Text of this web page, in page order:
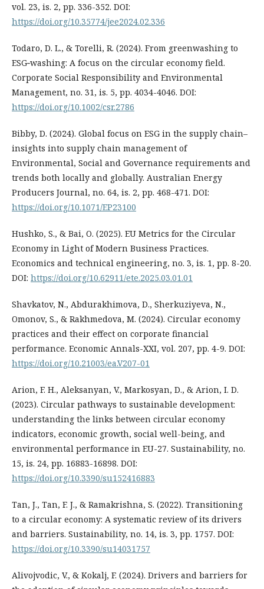
vol. 23, is. 2, pp. 336-352. DOI:
https://doi.org/10.35774/jee2024.02.336
Todaro, D. L., & Torelli, R. (2024). From greenwashing to
ESG‐washing: A focus on the circular economy field.
Corporate Social Responsibility and Environmental
Management, no. 31, is. 5, pp. 4034-4046. DOI:
https://doi.org/10.1002/csr.2786
Bibby, D. (2024). Global focus on ESG in the supply chain–
insights into supply chain management of
Environmental, Social and Governance requirements and
trends both locally and globally. Australian Energy
Producers Journal, no. 64, is. 2, pp. 468-471. DOI:
https://doi.org/10.1071/EP23100
Hushko, S., & Bai, O. (2025). EU Metrics for the Circular
Economy in Light of Modern Business Practices.
Economics and technical engineering, no. 3, is. 1, pp. 8-20.
DOI: https://doi.org/10.62911/ete.2025.03.01.01
Shavkatov, N., Abdurakhimova, D., Sherkuziyeva, N.,
Omonov, S., & Rakhmedova, M. (2024). Circular economy
practices and their effect on corporate financial
performance. Economic Annals-XXI, vol. 207, pp. 4-9. DOI:
https://doi.org/10.21003/ea.V207-01
Arion, F. H., Aleksanyan, V., Markosyan, D., & Arion, I. D.
(2023). Circular pathways to sustainable development:
understanding the links between circular economy
indicators, economic growth, social well-being, and
environmental performance in EU-27. Sustainability, no.
15, is. 24, pp. 16883-16898. DOI:
https://doi.org/10.3390/su152416883
Tan, J., Tan, F. J., & Ramakrishna, S. (2022). Transitioning
to a circular economy: A systematic review of its drivers
and barriers. Sustainability, no. 14, is. 3, pp. 1757. DOI:
https://doi.org/10.3390/su14031757
Alivojvodic, V., & Kokalj, F. (2024). Drivers and barriers for